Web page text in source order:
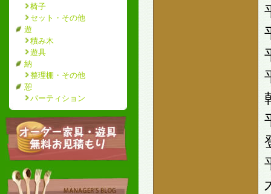
椅子
セット・その他
遊
積み木
遊具
納
整理棚・その他
憩
パーティション